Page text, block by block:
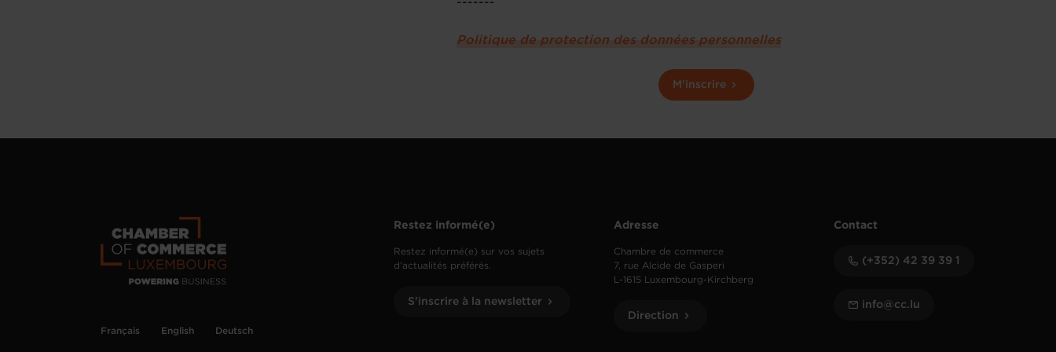
-------
Politique de protection des données personnelles
M'inscrire
Français English Deutsch
Restez informé(e)
Restez informé(e) sur vos sujets
d’actualités préférés.
S'inscrire à la newsletter
Adresse
Chambre de commerce
7, rue Alcide de Gasperi
L-1615 Luxembourg-Kirchberg
Direction
Contact
(+352) 42 39 39 1
info@cc.lu